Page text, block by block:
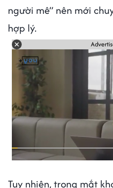
người mê” nên mới
hợp lý.
Tuy nhiên, trong mắt